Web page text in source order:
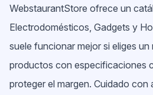
WebstaurantStore ofrece un
Electrodomésticos, Gadgets y
suele funcionar mejor si eliges
productos con especificaciones
proteger el margen. Cuidado con